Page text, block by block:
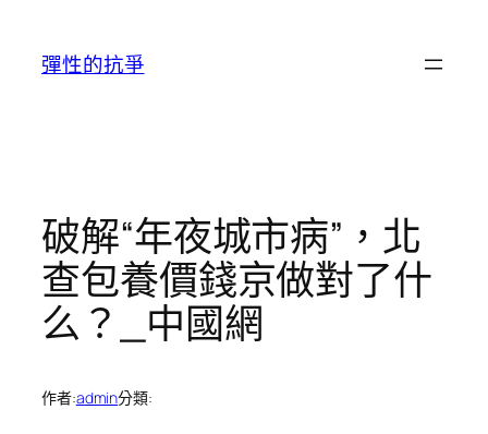
彈性的抗爭
破解“年夜城市病”，北
查包養價錢京做對了什
么？_中國網
作者:admin分類: